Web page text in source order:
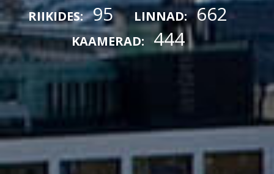
RIIKIDES: 95 LINNAD: 662
KAAMERAD: 444